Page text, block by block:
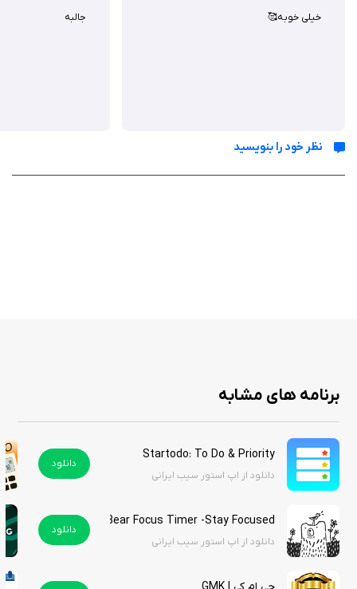
چرخاندن نشانگر قرمز با یک حرکت انگشتی برای نتیجه تصادفی
و با سادگی و سرگرمی‌اش، تصمیم‌گیری را به تجربه‌ای مثبت تبدیل می‌کند. این
برنامه نه تنها کمک‌کننده است، بلکه لحظاتی شاد و غیرمنتظره خلق می‌نماید. این
صورت رایگان دانلود کنید.
خیلی خوبه🥰 جالبه
نظر خود را بنویسید
برنامه های مشابه
Startodo: To Do & Priority
دانلود از اپ استور سیب ایرانی
دانلود
Bear Focus Timer -Stay Focused
دانلود از اپ استور سیب ایرانی
دانلود